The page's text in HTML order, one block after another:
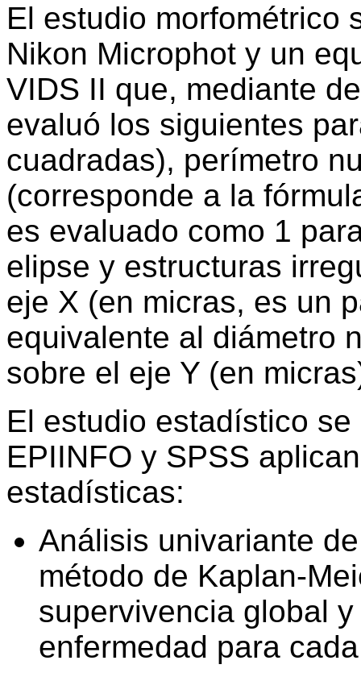
El estudio morfométrico
Nikon Microphot y un
VIDS II que, mediante
evaluó los siguientes
cuadradas), perímetro
(corresponde a la
es evaluado como 1
elipse y estructuras
eje X (en micras, es un
equivalente al diámetro
sobre el eje Y (en
El estudio estadístico
EPIINFO y SPSS
estadísticas:
Análisis univariante
método de Kaplan-
supervivencia global
enfermedad para